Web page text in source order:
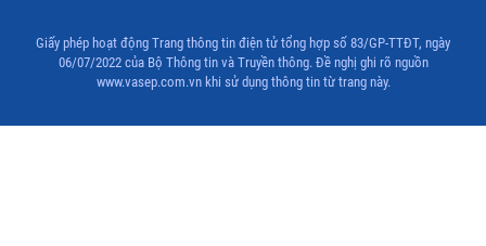
Giấy phép hoạt động Trang thông tin điện tử tổng hợp số 83/GP-TTĐT, ngày
06/07/2022 của Bộ Thông tin và Truyền thông. Đề nghị ghi rõ nguồn
www.vasep.com.vn khi sử dụng thông tin từ trang này.